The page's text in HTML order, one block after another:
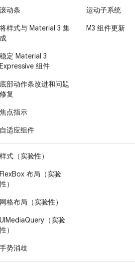
滚动条
将样式与 Material 3 集
成
稳定 Material 3
Expressive 组件
底部动作条改进和问题
修复
焦点指示
自适应组件
运动子系统
M3 组件更新
样式（实验性）
FlexBox 布局（实验
性）
网格布局（实验性）
UIMediaQuery（实验
性）
手势消歧